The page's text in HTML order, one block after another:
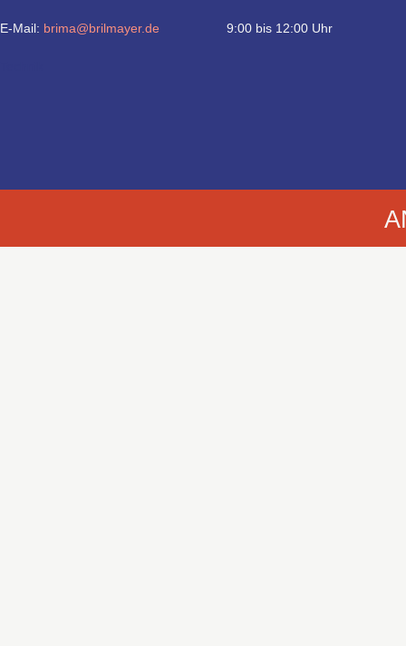
E-Mail: brima@brilmayer.de 9:00 bis 12:00 Uhr